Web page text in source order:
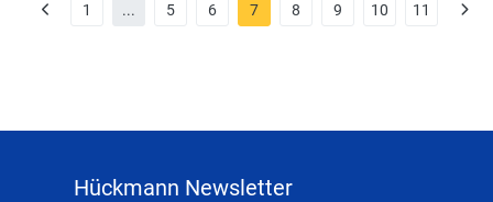
1 ... 5 6 7 8 9 10 11
Hückmann Newsletter